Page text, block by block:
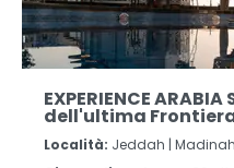
EXPERIENCE
dell'ultima
Località: Jeddah |